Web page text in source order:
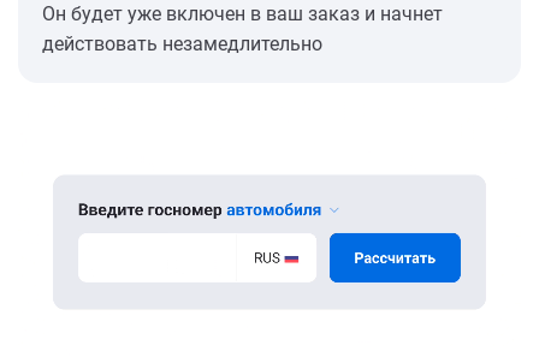
Он будет уже включен в ваш заказ и начнет
действовать незамедлительно